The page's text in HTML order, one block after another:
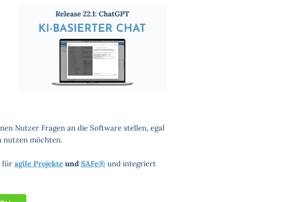
Nutzer Fragen an die Software stellen, egal
nutzen möchten.
für agile Projekte und SAFe® und integriert